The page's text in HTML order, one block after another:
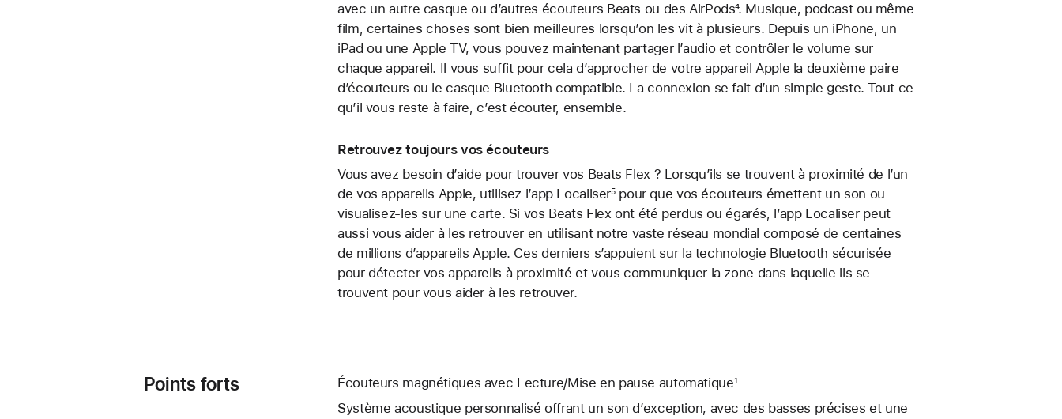
avec un autre casque ou d’autres écouteurs Beats ou des AirPods⁴. Musique, podcast ou même
film, certaines choses sont bien meilleures lorsqu’on les vit à plusieurs. Depuis un iPhone, un
iPad ou une Apple TV, vous pouvez maintenant partager l’audio et contrôler le volume sur
chaque appareil. Il vous suffit pour cela d’approcher de votre appareil Apple la deuxième paire
d’écouteurs ou le casque Bluetooth compatible. La connexion se fait d’un simple geste. Tout ce
qu’il vous reste à faire, c’est écouter, ensemble.
Retrouvez toujours vos écouteurs
Vous avez besoin d’aide pour trouver vos Beats Flex ? Lorsqu’ils se trouvent à proximité de l’un
de vos appareils Apple, utilisez l’app Localiser5pour que vos écouteurs émettent un son ou
visualisez-les sur une carte. Si vos Beats Flex ont été perdus ou égarés, l’app Localiser peut
aussi vous aider à les retrouver en utilisant notre vaste réseau mondial composé de centaines
de millions d’appareils Apple. Ces derniers s’appuient sur la technologie Bluetooth sécurisée
pour détecter vos appareils à proximité et vous communiquer la zone dans laquelle ils se
trouvent pour vous aider à les retrouver.
Points forts
Écouteurs magnétiques avec Lecture/Mise en pause automatique¹
Système acoustique personnalisé offrant un son d’exception, avec des basses précises et une